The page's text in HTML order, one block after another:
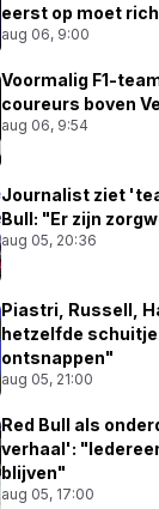
eerst op moet
aug 06, 9:00
Voormalig F1-
coureurs boven
aug 06, 9:54
Journalist ziet
Bull: "Er zijn
aug 05, 20:36
Piastri, Russell,
hetzelfde
ontsnappen"
aug 05, 21:00
Red Bull als
verhaal':
blijven"
aug 05, 17:00